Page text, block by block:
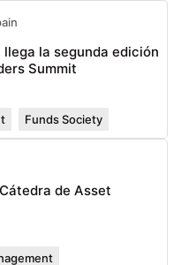
la segunda edición
Summit
Funds Society
de Asset